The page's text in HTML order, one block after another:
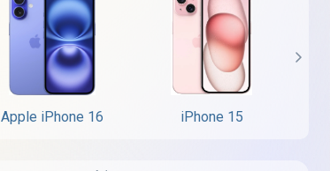
Apple iPhone 16 iPhone 15